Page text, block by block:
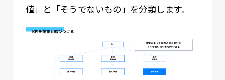
値」と「そうでないもの」を分類します。